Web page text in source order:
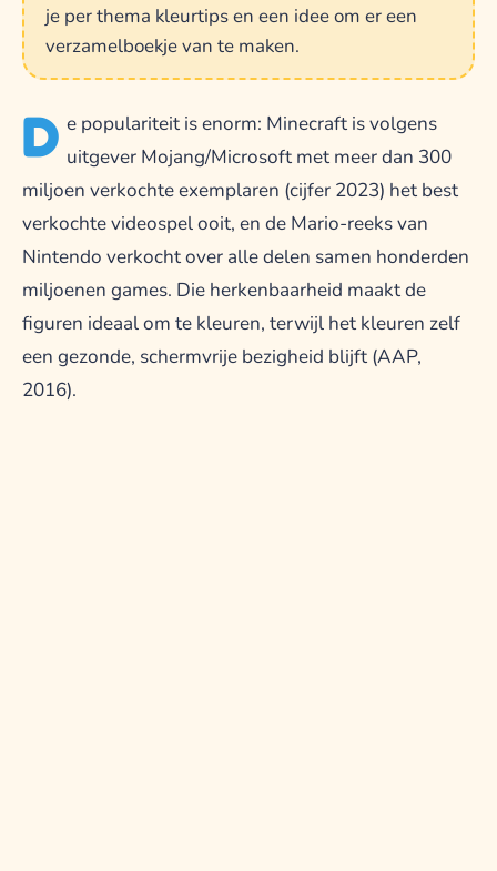
je per thema kleurtips en een idee om er een
verzamelboekje van te maken.
D e populariteit is enorm: Minecraft is volgens
uitgever Mojang/Microsoft met meer dan 300
miljoen verkochte exemplaren (cijfer 2023) het best
verkochte videospel ooit, en de Mario-reeks van
Nintendo verkocht over alle delen samen honderden
miljoenen games. Die herkenbaarheid maakt de
figuren ideaal om te kleuren, terwijl het kleuren zelf
een gezonde, schermvrije bezigheid blijft (AAP,
2016).